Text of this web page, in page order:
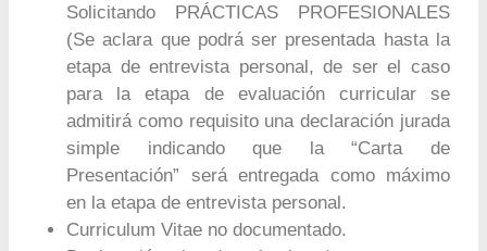
Solicitando PRÁCTICAS PROFESIONALES
(Se aclara que podrá ser presentada hasta la
etapa de entrevista personal, de ser el caso
para la etapa de evaluación curricular se
admitirá como requisito una declaración jurada
simple indicando que la “Carta de
Presentación” será entregada como máximo
en la etapa de entrevista personal.
Curriculum Vitae no documentado.